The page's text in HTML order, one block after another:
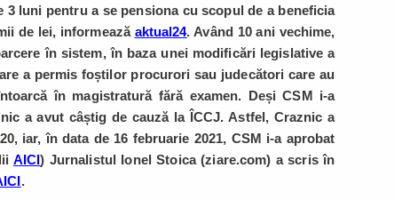
luni pentru a se pensiona cu scopul de a beneficia
de lei, informează aktual24. Având 10 ani vechime,
în sistem, în baza unei modificări legislative a
a permis foștilor procurori sau judecători care au
în magistratură fără examen. Deși CSM i-a
a avut câștig de cauză la ÎCCJ. Astfel, Craznic a
iar, în data de 16 februarie 2021, CSM i-a aprobat
AICI) Jurnalistul Ionel Stoica (ziare.com) a scris în
.